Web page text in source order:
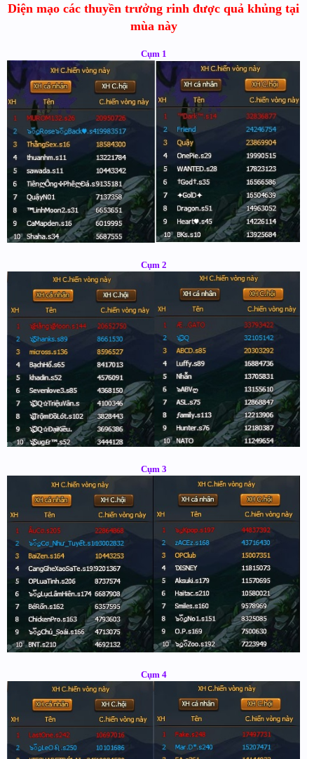
Diện mạo các thuyền trưởng rinh được quả khủng tại
mùa này
Cụm 1
Cụm 2
Cụm 3
Cụm 4